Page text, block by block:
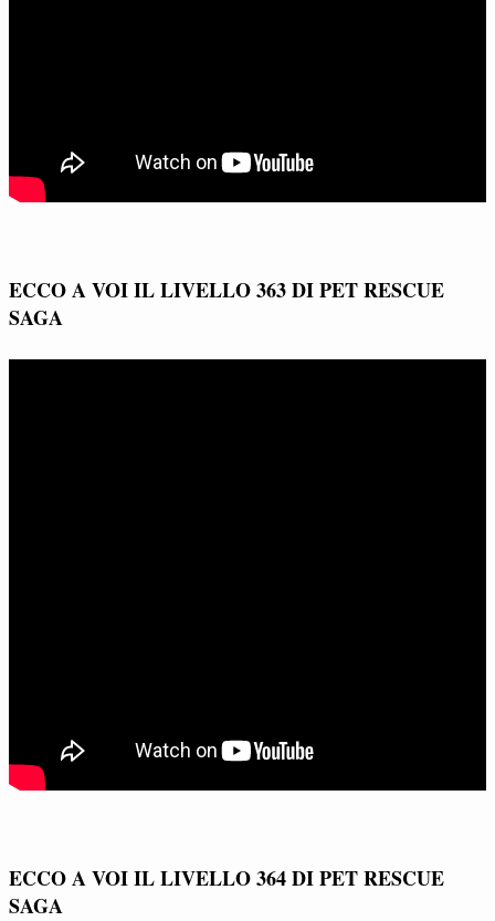
ECCO A VOI IL LIVELLO 363 DI PET RESCUE
SAGA
ECCO A VOI IL LIVELLO 364 DI PET RESCUE
SAGA